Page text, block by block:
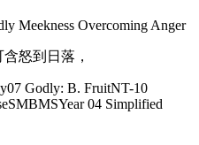
Meekness Overcoming Anger
怒到日落，
07 Godly: B. FruitNT-10
SMBMSYear 04 Simplified